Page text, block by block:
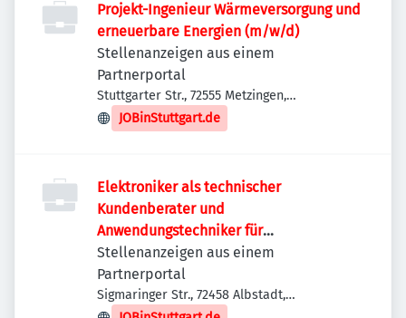
Projekt-Ingenieur Wärmeversorgung und
erneuerbare Energien (m/w/d)
Stellenanzeigen aus einem
Partnerportal
Stuttgarter Str., 72555 Metzingen,
Deutschland
JOBinStuttgart.de
Elektroniker als technischer
Kundenberater und
Anwendungstechniker für
Sicherheitssysteme (m/w/d)
Stellenanzeigen aus einem
Partnerportal
Sigmaringer Str., 72458 Albstadt,
Deutschland